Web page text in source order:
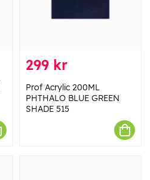
299 kr
Prof Acrylic 200ML
PHTHALO BLUE GREEN
SHADE 515